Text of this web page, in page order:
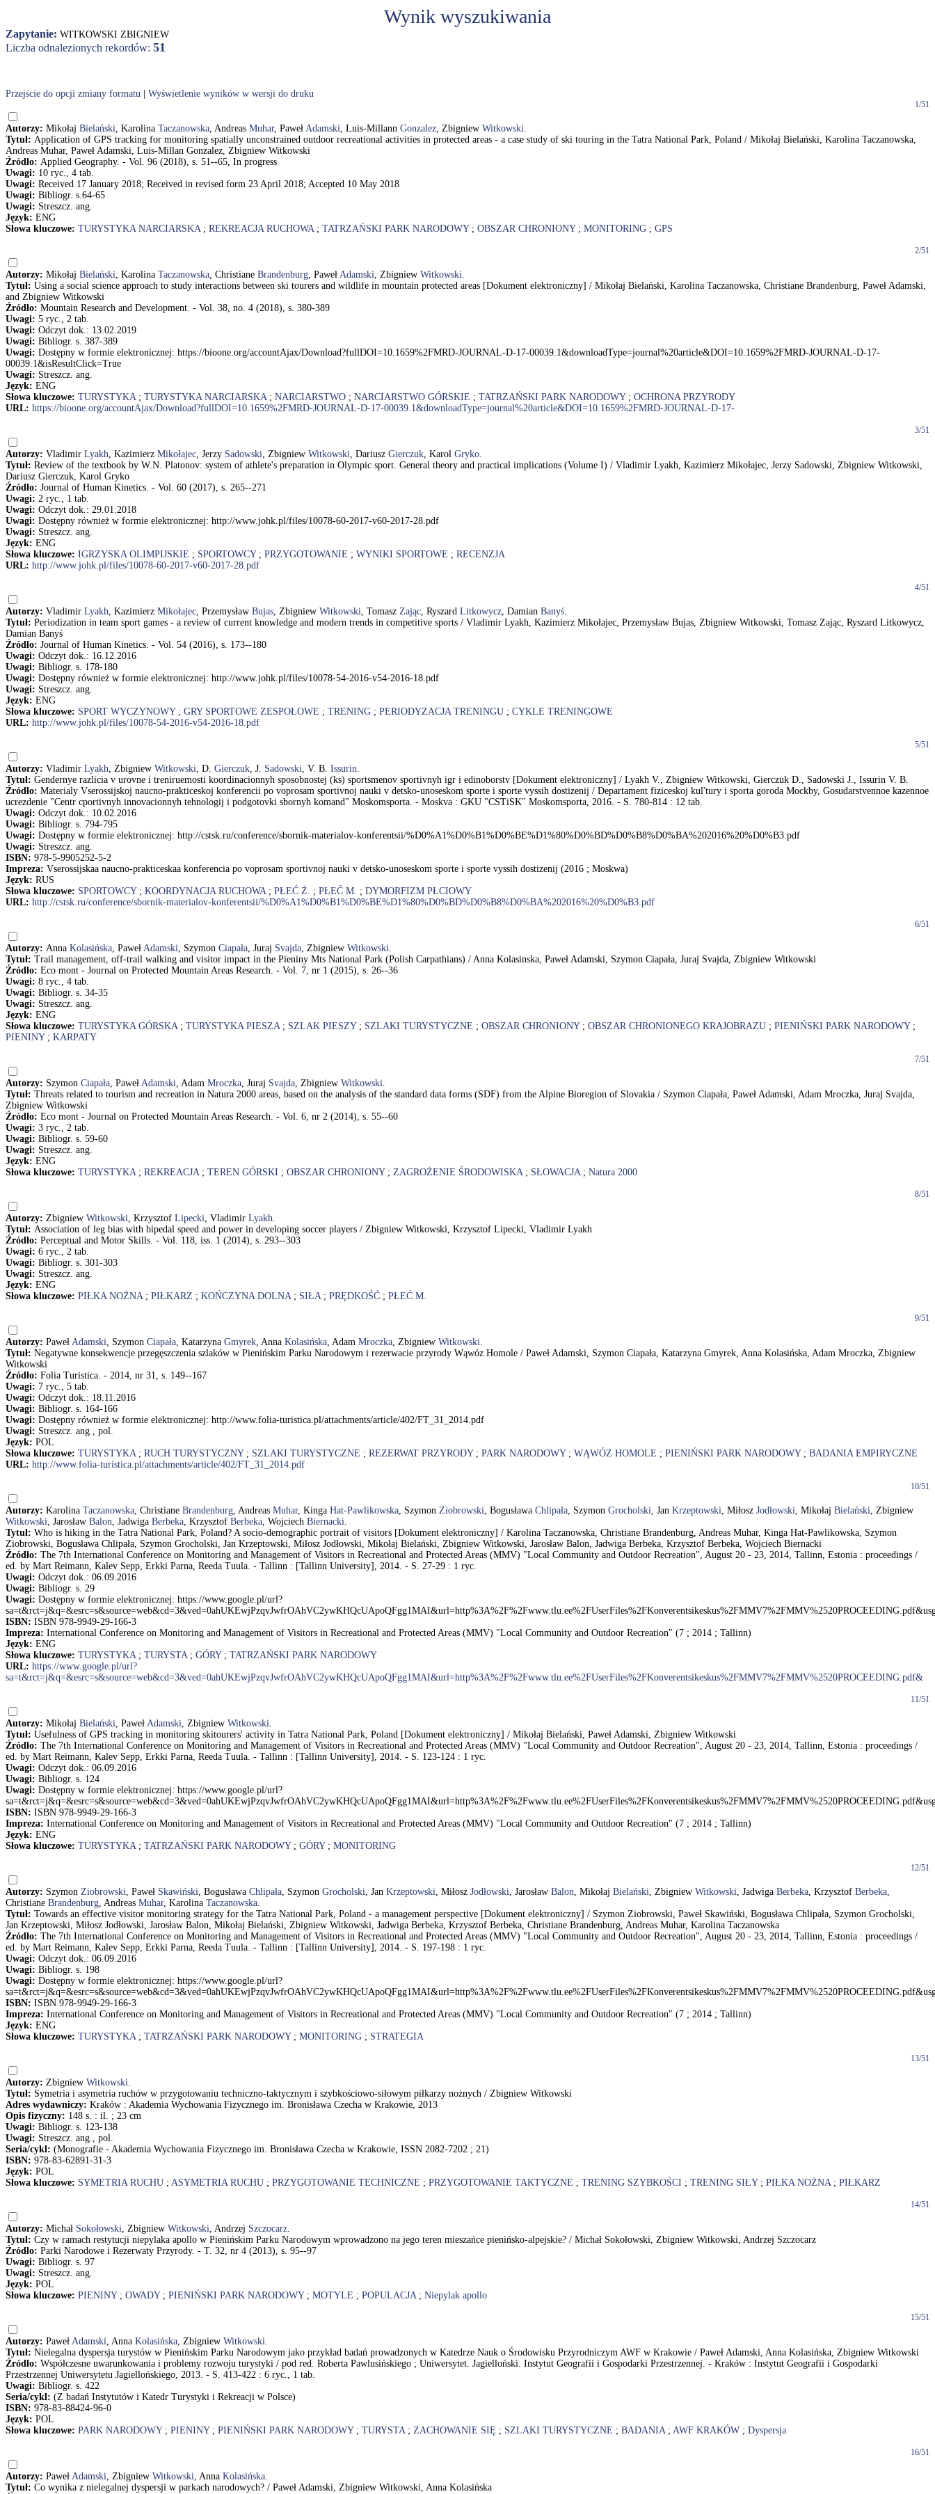
Wynik wyszukiwania
Zapytanie: WITKOWSKI ZBIGNIEW
Liczba odnalezionych rekordów: 51
Przejście do opcji zmiany formatu Wyświetlenie wyników w wersji do druku
1/51
Autorzy: Mikołaj Bielański, Karolina Taczanowska, Andreas Muhar, Paweł Adamski, Luis-Millann Gonzalez, Zbigniew Witkowski.
Tytuł: Application of GPS tracking for monitoring spatially unconstrained outdoor recreational activities in protected areas - a case study of ski touring in the Tatra National Park, Poland / Mikołaj Bielański, Karolina Taczanowska,
Andreas Muhar, Paweł Adamski, Luis-Millan Gonzalez, Zbigniew Witkowski
Źródło: Applied Geography. - Vol. 96 (2018), s. 51--65, In progress
Uwagi: 10 ryc., 4 tab.
Uwagi: Received 17 January 2018; Received in revised form 23 April 2018; Accepted 10 May 2018
Uwagi: Bibliogr. s.64-65
Uwagi: Streszcz. ang.
Język: ENG
Słowa kluczowe: TURYSTYKA NARCIARSKA; REKREACJA RUCHOWA; TATRZAŃSKI PARK NARODOWY; OBSZAR CHRONIONY; MONITORING ; GPS
2/51
Autorzy: Mikołaj Bielański, Karolina Taczanowska, Christiane Brandenburg, Paweł Adamski, Zbigniew Witkowski.
Tytuł: Using a social science approach to study interactions between ski tourers and wildlife in mountain protected areas [Dokument elektroniczny] / Mikołaj Bielański, Karolina Taczanowska, Christiane Brandenburg, Paweł Adamski,
and Zbigniew Witkowski
Źródło: Mountain Research and Development. - Vol. 38, no. 4 (2018), s. 380-389
Uwagi: 5 ryc., 2 tab.
Uwagi: Odczyt dok.: 13.02.2019
Uwagi: Bibliogr. s. 387-389
Uwagi: Dostępny w formie elektronicznej: https://bioone.org/accountAjax/Download?fullDOI=10.1659%2FMRD-JOURNAL-D-17-00039.1&downloadType=journal%20article&DOI=10.1659%2FMRD-JOURNAL-D-17-
00039.1&isResultClick=True
Uwagi: Streszcz. ang.
Język: ENG
Słowa kluczowe: TURYSTYKA; TURYSTYKA NARCIARSKA; NARCIARSTWO ; NARCIARSTWO GÓRSKIE ; TATRZAŃSKI PARK NARODOWY; OCHRONA PRZYRODY
URL: https://bioone.org/accountAjax/Download?fullDOI=10.1659%2FMRD-JOURNAL-D-17-00039.1&downloadType=journal%20article&DOI=10.1659%2FMRD-JOURNAL-D-17-
3/51
Autorzy: Vladimir Lyakh, Kazimierz Mikołajec, Jerzy Sadowski, Zbigniew Witkowski, Dariusz Gierczuk, Karol Gryko.
Tytuł: Review of the textbook by W.N. Platonov: system of athlete's preparation in Olympic sport. General theory and practical implications (Volume I) / Vladimir Lyakh, Kazimierz Mikołajec, Jerzy Sadowski, Zbigniew Witkowski,
Dariusz Gierczuk, Karol Gryko
Źródło: Journal of Human Kinetics. - Vol. 60 (2017), s. 265--271
Uwagi: 2 ryc., 1 tab.
Uwagi: Odczyt dok.: 29.01.2018
Uwagi: Dostępny również w formie elektronicznej: http://www.johk.pl/files/10078-60-2017-v60-2017-28.pdf
Uwagi: Streszcz. ang.
Język: ENG
Słowa kluczowe: IGRZYSKA OLIMPIJSKIE ; SPORTOWCY; PRZYGOTOWANIE ; WYNIKI SPORTOWE ; RECENZJA
URL: http://www.johk.pl/files/10078-60-2017-v60-2017-28.pdf
4/51
Autorzy: Vladimir Lyakh, Kazimierz Mikołajec, Przemysław Bujas, Zbigniew Witkowski, Tomasz Zając, Ryszard Litkowycz, Damian Banyś.
Tytuł: Periodization in team sport games - a review of current knowledge and modern trends in competitive sports / Vladimir Lyakh, Kazimierz Mikołajec, Przemysław Bujas, Zbigniew Witkowski, Tomasz Zając, Ryszard Litkowycz,
Damian Banyś
Źródło: Journal of Human Kinetics. - Vol. 54 (2016), s. 173--180
Uwagi: Odczyt dok.: 16.12.2016
Uwagi: Bibliogr. s. 178-180
Uwagi: Dostępny również w formie elektronicznej: http://www.johk.pl/files/10078-54-2016-v54-2016-18.pdf
Uwagi: Streszcz. ang.
Język: ENG
Słowa kluczowe: SPORT WYCZYNOWY; GRY SPORTOWE ZESPOŁOWE ; TRENING ; PERIODYZACJA TRENINGU ; CYKLE TRENINGOWE
URL: http://www.johk.pl/files/10078-54-2016-v54-2016-18.pdf
5/51
Autorzy: Vladimir Lyakh, Zbigniew Witkowski, D. Gierczuk, J. Sadowski, V. B. Issurin.
Tytuł: Gendernye razlicia v urovne i treniruemosti koordinacionnyh sposobnostej (ks) sportsmenov sportivnyh igr i edinoborstv [Dokument elektroniczny] / Lyakh V., Zbigniew Witkowski, Gierczuk D., Sadowski J., Issurin V. B.
Źródło: Materialy Vserossijskoj naucno-prakticeskoj konferencii po voprosam sportivnoj nauki v detsko-unoseskom sporte i sporte vyssih dostizenij / Departament fiziceskoj kul'tury i sporta goroda Mockby, Gosudarstvennoe kazennoe
ucrezdenie "Centr cportivnyh innovacionnyh tehnologij i podgotovki sbornyh komand" Moskomsporta. - Moskva : GKU "CSTiSK" Moskomsporta, 2016. - S. 780-814 : 12 tab.
Uwagi: Odczyt dok.: 10.02.2016
Uwagi: Bibliogr. s. 794-795
Uwagi: Dostępny w formie elektronicznej: http://cstsk.ru/conference/sbornik-materialov-konferentsii/%D0%A1%D0%B1%D0%BE%D1%80%D0%BD%D0%B8%D0%BA%202016%20%D0%B3.pdf
Uwagi: Streszcz. ang.
ISBN: 978-5-9905252-5-2
Impreza: Vserossijskaa naucno-prakticeskaa konferencia po voprosam sportivnoj nauki v detsko-unoseskom sporte i sporte vyssih dostizenij (2016 ; Moskwa)
Język: RUS
Słowa kluczowe: SPORTOWCY; KOORDYNACJA RUCHOWA; PŁEĆ Ż. ; PŁEĆ M. ; DYMORFIZM PŁCIOWY
URL: http://cstsk.ru/conference/sbornik-materialov-konferentsii/%D0%A1%D0%B1%D0%BE%D1%80%D0%BD%D0%B8%D0%BA%202016%20%D0%B3.pdf
6/51
Autorzy: Anna Kolasińska, Paweł Adamski, Szymon Ciapała, Juraj Svajda, Zbigniew Witkowski.
Tytuł: Trail management, off-trail walking and visitor impact in the Pieniny Mts National Park (Polish Carpathians) / Anna Kolasinska, Paweł Adamski, Szymon Ciapała, Juraj Svajda, Zbigniew Witkowski
Źródło: Eco mont - Journal on Protected Mountain Areas Research. - Vol. 7, nr 1 (2015), s. 26--36
Uwagi: 8 ryc., 4 tab.
Uwagi: Bibliogr. s. 34-35
Uwagi: Streszcz. ang.
Język: ENG
Słowa kluczowe: TURYSTYKA GÓRSKA; TURYSTYKA PIESZA; SZLAK PIESZY; SZLAKI TURYSTYCZNE ; OBSZAR CHRONIONY; OBSZAR CHRONIONEGO KRAJOBRAZU ; PIENIŃSKI PARK NARODOWY;
PIENINY; KARPATY
7/51
Autorzy: Szymon Ciapała, Paweł Adamski, Adam Mroczka, Juraj Svajda, Zbigniew Witkowski.
Tytuł: Threats related to tourism and recreation in Natura 2000 areas, based on the analysis of the standard data forms (SDF) from the Alpine Bioregion of Slovakia / Szymon Ciapała, Paweł Adamski, Adam Mroczka, Juraj Svajda,
Zbigniew Witkowski
Źródło: Eco mont - Journal on Protected Mountain Areas Research. - Vol. 6, nr 2 (2014), s. 55--60
Uwagi: 3 ryc., 2 tab.
Uwagi: Bibliogr. s. 59-60
Uwagi: Streszcz. ang.
Język: ENG
Słowa kluczowe: TURYSTYKA; REKREACJA; TEREN GÓRSKI ; OBSZAR CHRONIONY; ZAGROŻENIE ŚRODOWISKA; SŁOWACJA; Natura 2000
8/51
Autorzy: Zbigniew Witkowski, Krzysztof Lipecki, Vladimir Lyakh.
Tytuł: Association of leg bias with bipedal speed and power in developing soccer players / Zbigniew Witkowski, Krzysztof Lipecki, Vladimir Lyakh
Źródło: Perceptual and Motor Skills. - Vol. 118, iss. 1 (2014), s. 293--303
Uwagi: 6 ryc., 2 tab.
Uwagi: Bibliogr. s. 301-303
Uwagi: Streszcz. ang.
Język: ENG
Słowa kluczowe: PIŁKA NOŻNA; PIŁKARZ ; KOŃCZYNA DOLNA; SIŁA; PRĘDKOŚĆ ; PŁEĆ M.
9/51
Autorzy: Paweł Adamski, Szymon Ciapała, Katarzyna Gmyrek, Anna Kolasińska, Adam Mroczka, Zbigniew Witkowski.
Tytuł: Negatywne konsekwencje przegęszczenia szlaków w Pienińskim Parku Narodowym i rezerwacie przyrody Wąwóz Homole / Paweł Adamski, Szymon Ciapała, Katarzyna Gmyrek, Anna Kolasińska, Adam Mroczka, Zbigniew
Witkowski
Źródło: Folia Turistica. - 2014, nr 31, s. 149--167
Uwagi: 7 ryc., 5 tab.
Uwagi: Odczyt dok.: 18.11.2016
Uwagi: Bibliogr. s. 164-166
Uwagi: Dostępny również w formie elektronicznej: http://www.folia-turistica.pl/attachments/article/402/FT_31_2014.pdf
Uwagi: Streszcz. ang., pol.
Język: POL
Słowa kluczowe: TURYSTYKA; RUCH TURYSTYCZNY; SZLAKI TURYSTYCZNE ; REZERWAT PRZYRODY; PARK NARODOWY; WĄWÓZ HOMOLE ; PIENIŃSKI PARK NARODOWY; BADANIA EMPIRYCZNE
URL: http://www.folia-turistica.pl/attachments/article/402/FT_31_2014.pdf
10/51
Autorzy: Karolina Taczanowska, Christiane Brandenburg, Andreas Muhar, Kinga Hat-Pawlikowska, Szymon Ziobrowski, Bogusława Chlipała, Szymon Grocholski, Jan Krzeptowski, Miłosz Jodłowski, Mikołaj Bielański, Zbigniew
Witkowski, Jarosław Balon, Jadwiga Berbeka, Krzysztof Berbeka, Wojciech Biernacki.
Tytuł: Who is hiking in the Tatra National Park, Poland? A socio-demographic portrait of visitors [Dokument elektroniczny] / Karolina Taczanowska, Christiane Brandenburg, Andreas Muhar, Kinga Hat-Pawlikowska, Szymon
Ziobrowski, Bogusława Chlipała, Szymon Grocholski, Jan Krzeptowski, Miłosz Jodłowski, Mikołaj Bielański, Zbigniew Witkowski, Jarosław Balon, Jadwiga Berbeka, Krzysztof Berbeka, Wojciech Biernacki
Źródło: The 7th International Conference on Monitoring and Management of Visitors in Recreational and Protected Areas (MMV) "Local Community and Outdoor Recreation", August 20 - 23, 2014, Tallinn, Estonia : proceedings /
ed. by Mart Reimann, Kalev Sepp, Erkki Parna, Reeda Tuula. - Tallinn : [Tallinn University], 2014. - S. 27-29 : 1 ryc.
Uwagi: Odczyt dok.: 06.09.2016
Uwagi: Bibliogr. s. 29
Uwagi: Dostępny w formie elektronicznej: https://www.google.pl/url?
ISBN: ISBN 978-9949-29-166-3
Impreza: International Conference on Monitoring and Management of Visitors in Recreational and Protected Areas (MMV) "Local Community and Outdoor Recreation" (7 ; 2014 ; Tallinn)
Język: ENG
Słowa kluczowe: TURYSTYKA; TURYSTA; GÓRY; TATRZAŃSKI PARK NARODOWY
URL: https://www.google.pl/url?
sa=t&rct=j&q=&esrc=s&source=web&cd=3&ved=0ahUKEwjPzqvJwfrOAhVC2ywKHQcUApoQFgg1MAI&url=http%3A%2F%2Fwww.tlu.ee%2FUserFiles%2FKonverentsikeskus%2FMMV7%2FMMV%2520PROCEEDING.pdf&
11/51
Autorzy: Mikołaj Bielański, Paweł Adamski, Zbigniew Witkowski.
Tytuł: Usefulness of GPS tracking in monitoring skitourers' activity in Tatra National Park, Poland [Dokument elektroniczny] / Mikołaj Bielański, Paweł Adamski, Zbigniew Witkowski
Źródło: The 7th International Conference on Monitoring and Management of Visitors in Recreational and Protected Areas (MMV) "Local Community and Outdoor Recreation", August 20 - 23, 2014, Tallinn, Estonia : proceedings /
ed. by Mart Reimann, Kalev Sepp, Erkki Parna, Reeda Tuula. - Tallinn : [Tallinn University], 2014. - S. 123-124 : 1 ryc.
Uwagi: Odczyt dok.: 06.09.2016
Uwagi: Bibliogr. s. 124
Uwagi: Dostępny w formie elektronicznej: https://www.google.pl/url?
ISBN: ISBN 978-9949-29-166-3
Impreza: International Conference on Monitoring and Management of Visitors in Recreational and Protected Areas (MMV) "Local Community and Outdoor Recreation" (7 ; 2014 ; Tallinn)
Język: ENG
Słowa kluczowe: TURYSTYKA; TATRZAŃSKI PARK NARODOWY; GÓRY; MONITORING
12/51
Autorzy: Szymon Ziobrowski, Paweł Skawiński, Bogusława Chlipała, Szymon Grocholski, Jan Krzeptowski, Miłosz Jodłowski, Jarosław Balon, Mikołaj Bielański, Zbigniew Witkowski, Jadwiga Berbeka, Krzysztof Berbeka,
Christiane Brandenburg, Andreas Muhar, Karolina Taczanowska.
Tytuł: Towards an effective visitor monitoring strategy for the Tatra National Park, Poland - a management perspective [Dokument elektroniczny] / Szymon Ziobrowski, Paweł Skawiński, Bogusława Chlipała, Szymon Grocholski,
Jan Krzeptowski, Miłosz Jodłowski, Jarosław Balon, Mikołaj Bielański, Zbigniew Witkowski, Jadwiga Berbeka, Krzysztof Berbeka, Christiane Brandenburg, Andreas Muhar, Karolina Taczanowska
Źródło: The 7th International Conference on Monitoring and Management of Visitors in Recreational and Protected Areas (MMV) "Local Community and Outdoor Recreation", August 20 - 23, 2014, Tallinn, Estonia : proceedings /
ed. by Mart Reimann, Kalev Sepp, Erkki Parna, Reeda Tuula. - Tallinn : [Tallinn University], 2014. - S. 197-198 : 1 ryc.
Uwagi: Odczyt dok.: 06.09.2016
Uwagi: Bibliogr. s. 198
Uwagi: Dostępny w formie elektronicznej: https://www.google.pl/url?
ISBN: ISBN 978-9949-29-166-3
Impreza: International Conference on Monitoring and Management of Visitors in Recreational and Protected Areas (MMV) "Local Community and Outdoor Recreation" (7 ; 2014 ; Tallinn)
Język: ENG
Słowa kluczowe: TURYSTYKA; TATRZAŃSKI PARK NARODOWY; MONITORING ; STRATEGIA
13/51
Autorzy: Zbigniew Witkowski.
Tytuł: Symetria i asymetria ruchów w przygotowaniu techniczno-taktycznym i szybkościowo-siłowym piłkarzy nożnych / Zbigniew Witkowski
Adres wydawniczy: Kraków : Akademia Wychowania Fizycznego im. Bronisława Czecha w Krakowie, 2013
Opis fizyczny: 148 s. : il. ; 23 cm
Uwagi: Bibliogr. s. 123-138
Uwagi: Streszcz. ang., pol.
Seria/cykl: (Monografie - Akademia Wychowania Fizycznego im. Bronisława Czecha w Krakowie, ISSN 2082-7202 ; 21)
ISBN: 978-83-62891-31-3
Język: POL
Słowa kluczowe: SYMETRIA RUCHU ; ASYMETRIA RUCHU ; PRZYGOTOWANIE TECHNICZNE ; PRZYGOTOWANIE TAKTYCZNE ; TRENING SZYBKOŚCI ; TRENING SIŁY; PIŁKA NOŻNA; PIŁKARZ
14/51
Autorzy: Michał Sokołowski, Zbigniew Witkowski, Andrzej Szczocarz.
Tytuł: Czy w ramach restytucji niepylaka apollo w Pienińskim Parku Narodowym wprowadzono na jego teren mieszańce pienińsko-alpejskie? / Michał Sokołowski, Zbigniew Witkowski, Andrzej Szczocarz
Źródło: Parki Narodowe i Rezerwaty Przyrody. - T. 32, nr 4 (2013), s. 95--97
Uwagi: Bibliogr. s. 97
Uwagi: Streszcz. ang.
Język: POL
Słowa kluczowe: PIENINY; OWADY; PIENIŃSKI PARK NARODOWY; MOTYLE ; POPULACJA; Niepylak apollo
15/51
Autorzy: Paweł Adamski, Anna Kolasińska, Zbigniew Witkowski.
Tytuł: Nielegalna dyspersja turystów w Pienińskim Parku Narodowym jako przykład badań prowadzonych w Katedrze Nauk o Środowisku Przyrodniczym AWF w Krakowie / Paweł Adamski, Anna Kolasińska, Zbigniew Witkowski
Źródło: Współczesne uwarunkowania i problemy rozwoju turystyki / pod red. Roberta Pawlusińskiego ; Uniwersytet. Jagielloński. Instytut Geografii i Gospodarki Przestrzennej. - Kraków : Instytut Geografii i Gospodarki
Przestrzennej Uniwersytetu Jagiellońskiego, 2013. - S. 413-422 : 6 ryc., 1 tab.
Uwagi: Bibliogr. s. 422
Seria/cykl: (Z badań Instytutów i Katedr Turystyki i Rekreacji w Polsce)
ISBN: 978-83-88424-96-0
Język: POL
Słowa kluczowe: PARK NARODOWY; PIENINY; PIENIŃSKI PARK NARODOWY; TURYSTA; ZACHOWANIE SIĘ ; SZLAKI TURYSTYCZNE ; BADANIA; AWF KRAKÓW ; Dyspersja
16/51
Autorzy: Paweł Adamski, Zbigniew Witkowski, Anna Kolasińska.
Tytuł: Co wynika z nielegalnej dyspersji w parkach narodowych? / Paweł Adamski, Zbigniew Witkowski, Anna Kolasińska